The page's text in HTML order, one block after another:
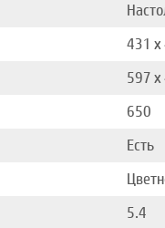
431 x
597 x
650
Есть
5.4